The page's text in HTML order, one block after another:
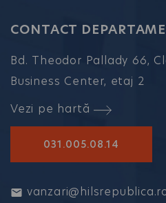
CONTACT
Bd. Theodor Pallady 66,
Business Center, etaj 2
Vezi pe hartă
031.005.08.14